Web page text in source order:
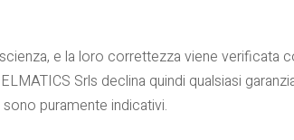
e la loro correttezza viene verificata
Srls declina quindi qualsiasi
puramente indicativi.